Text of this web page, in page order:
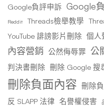
Google負評申訴 Google
Reddit Threads檢舉教學
YouTube 誹謗影片刪除 個人
內容營銷 公然侮辱罪 公
判決書刪除 刪除 Google 搜
刪除負面內容 刪除
反 SLAPP 法律 名譽權侵害